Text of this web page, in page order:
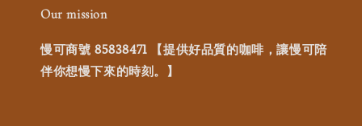
Our mission
慢可商號 85838471 【提供好品質的咖啡，讓慢可陪
伴你想慢下來的時刻。】